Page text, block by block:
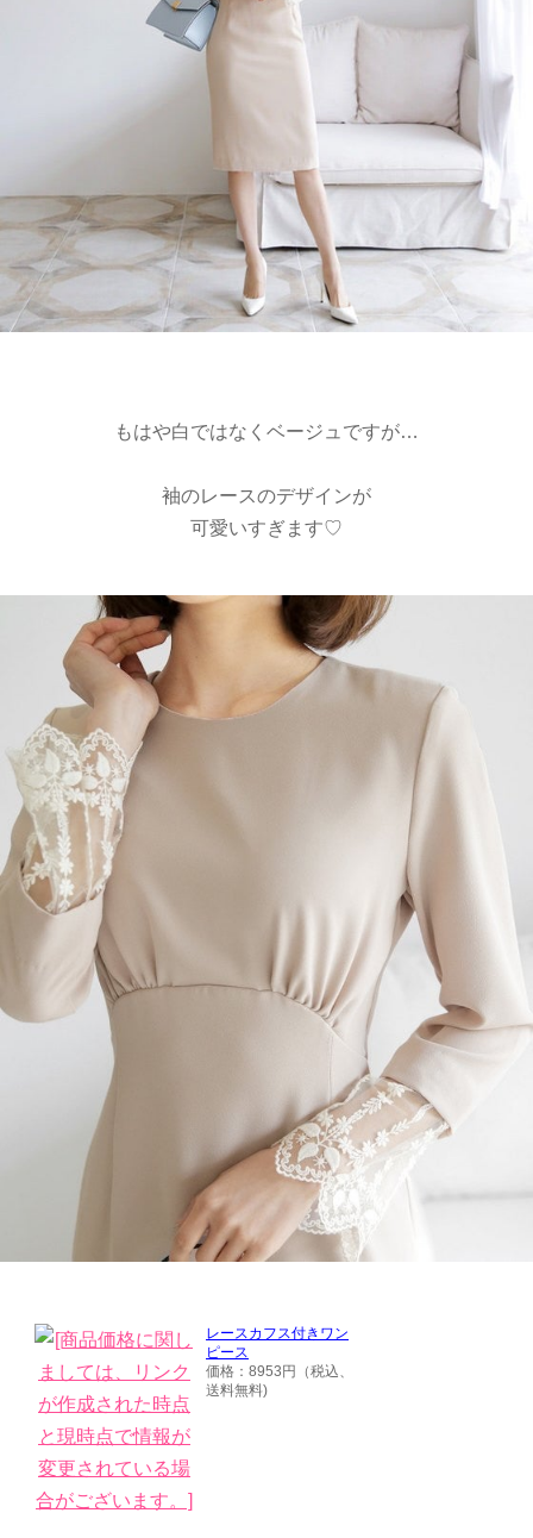
もはや白ではなくベージュですが…
袖のレースのデザインが
可愛いすぎます♡
レースカフス付きワン
ピース
価格：8953円（税込、
送料無料)